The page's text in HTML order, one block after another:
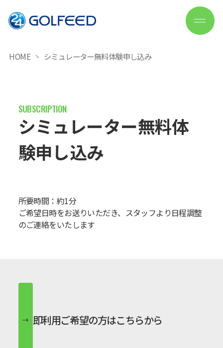
HOME シミュレーター無料体験申し込み
シミュレーター無料体
験申し込み
所要時間：約1分
ご希望日時をお送りいただき、スタッフより日程調整
のご連絡をいたします
即利用ご希望の方はこちらから